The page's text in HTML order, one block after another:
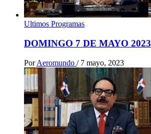
Ultimos Programas
DOMINGO 7 DE MAYO 2023
Por Aeromundo / 7 mayo, 2023